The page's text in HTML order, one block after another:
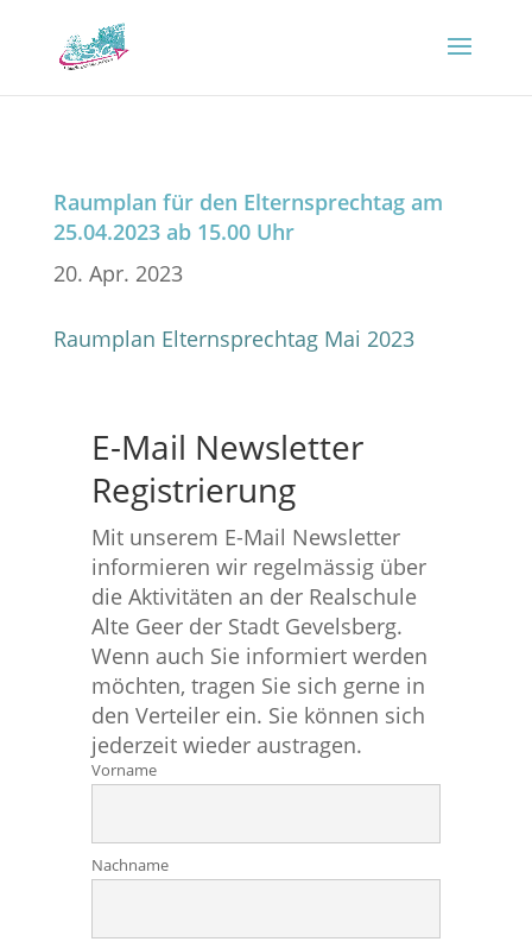
Raumplan für den Elternsprechtag am
25.04.2023 ab 15.00 Uhr
20. Apr. 2023
Raumplan Elternsprechtag Mai 2023
E-Mail Newsletter
Registrierung
Mit unserem E-Mail Newsletter
informieren wir regelmässig über
die Aktivitäten an der Realschule
Alte Geer der Stadt Gevelsberg.
Wenn auch Sie informiert werden
möchten, tragen Sie sich gerne in
den Verteiler ein. Sie können sich
jederzeit wieder austragen.
Vorname
Nachname